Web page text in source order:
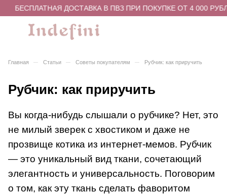
БЕСПЛАТНАЯ ДОСТАВКА В ПВЗ ПРИ ПОКУПКЕ ОТ 4 000 РУБЛЕЙ
Главная – Статьи – Советы покупателям – Рубчик: как приручить
Рубчик: как приручить
Вы когда-нибудь слышали о рубчике? Нет, это
не милый зверек с хвостиком и даже не
прозвище котика из интернет-мемов. Рубчик
— это уникальный вид ткани, сочетающий
элегантность и универсальность. Поговорим
о том, как эту ткань сделать фаворитом